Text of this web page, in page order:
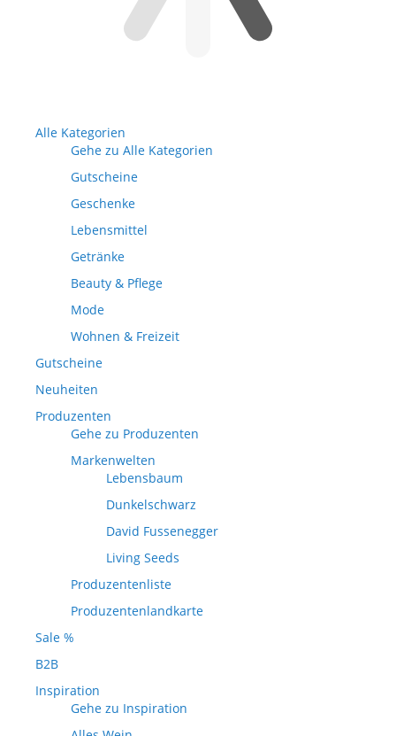
Alle Kategorien
Gehe zu Alle Kategorien
Gutscheine
Geschenke
Lebensmittel
Getränke
Beauty & Pflege
Mode
Wohnen & Freizeit
Gutscheine
Neuheiten
Produzenten
Gehe zu Produzenten
Markenwelten
Lebensbaum
Dunkelschwarz
David Fussenegger
Living Seeds
Produzentenliste
Produzentenlandkarte
Sale %
B2B
Inspiration
Gehe zu Inspiration